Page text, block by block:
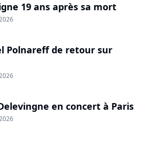
19 ans après sa mort
Polnareff de retour sur
en concert à Paris